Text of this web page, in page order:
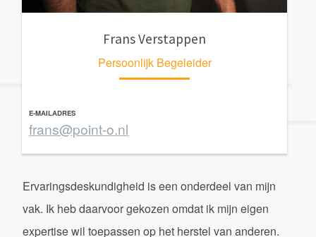
Frans Verstappen
Persoonlijk Begeleider
E-MAILADRES
frans@point-o.nl
Ervaringsdeskundigheid is een onderdeel van mijn
vak. Ik heb daarvoor gekozen omdat ik mijn eigen
expertise wil toepassen op het herstel van anderen.